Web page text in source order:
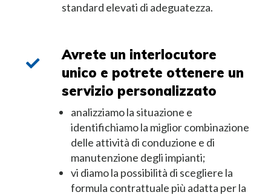
standard elevati di adeguatezza.
Avrete un interlocutore
unico e potrete ottenere un
servizio personalizzato
analizziamo la situazione e
identifichiamo la miglior combinazione
delle attività di conduzione e di
manutenzione degli impianti;
vi diamo la possibilità di scegliere la
formula contrattuale più adatta per la